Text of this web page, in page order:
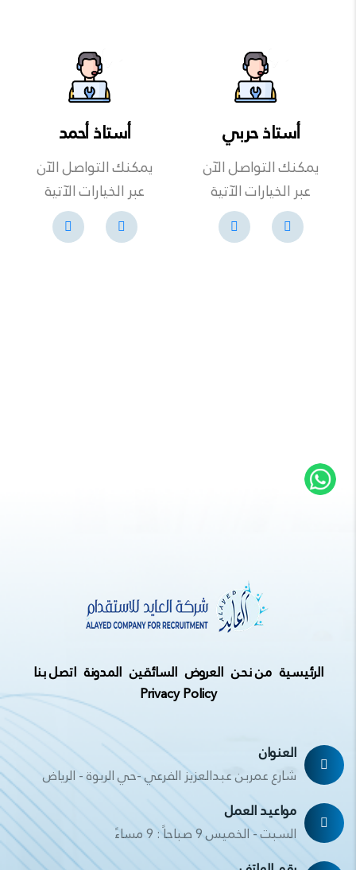
أستاذ حربي
يمكنك التواصل الآن
عبر الخيارات الآتية
أستاذ أحمد
يمكنك التواصل الآن
عبر الخيارات الآتية
الرئيسية من نحن العروض السائقين المدونة اتصل بنا
Privacy Policy
العنوان
شارع عمربن عبدالعزيز الفرعي -حي الربوة - الرياض
مواعيد العمل
السبت - الخميس 9 صباحاً : 9 مساءً